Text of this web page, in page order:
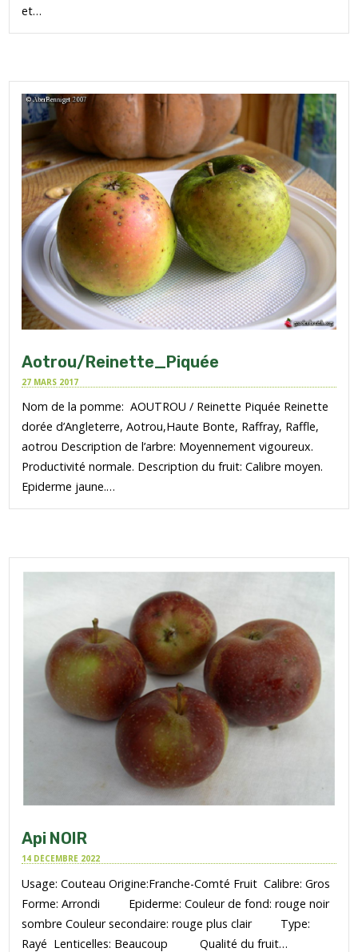
et…
Aotrou/Reinette_Piquée
27 MARS 2017
Nom de la pomme: AOUTROU / Reinette Piquée Reinette
dorée d’Angleterre, Aotrou,Haute Bonte, Raffray, Raffle,
aotrou Description de l’arbre: Moyennement vigoureux.
Productivité normale. Description du fruit: Calibre moyen.
Epiderme jaune.…
Api NOIR
14 DÉCEMBRE 2022
Usage: Couteau Origine:Franche-Comté Fruit Calibre: Gros
Forme: Arrondi Epiderme: Couleur de fond: rouge noir
sombre Couleur secondaire: rouge plus clair Type:
Rayé Lenticelles: Beaucoup Qualité du fruit…